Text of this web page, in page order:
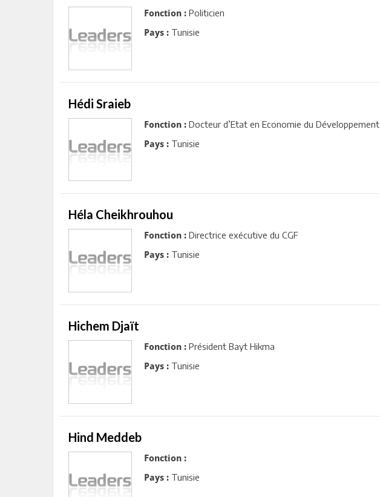
Fonction :Politicien
Pays :Tunisie
Hédi Sraieb
Fonction :Docteur d’Etat en Economie du Développement
Pays :Tunisie
Héla Cheikhrouhou
Fonction :Directrice exécutive du CGF
Pays :Tunisie
Hichem Djaït
Fonction :Président Bayt Hikma
Pays :Tunisie
Hind Meddeb
Fonction :
Pays :Tunisie